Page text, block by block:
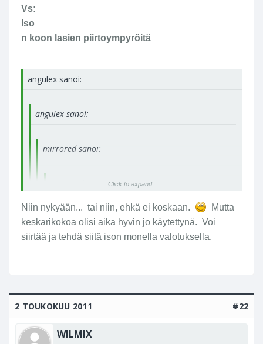
Vs:
Iso
n koon lasien piirtoympyröitä
angulex sanoi:
angulex sanoi:
mirrored sanoi:
mirrored sanoi:
Juke.K sanoi:
tarvitsevan noita ympyröitä.
Click to expand...
Click to expand...
Niin nykyään... tai niin, ehkä ei koskaan.
Mutta
keskarikokoa olisi aika hyvin jo käytettynä. Voi
siirtää ja tehdä siitä ison monella valotuksella.
2 TOUKOKUU 2011 #22
WILMIX